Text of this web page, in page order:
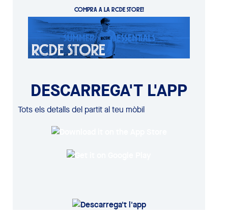
COMPRA A LA RCDE STORE!
DESCARREGA'T L'APP
Tots els detalls del partit al teu mòbil